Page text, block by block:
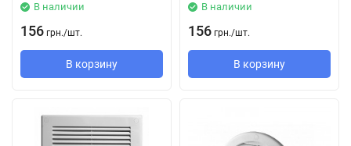
В наличии
156 грн./шт.
В корзину
В наличии
156 грн./шт.
В корзину